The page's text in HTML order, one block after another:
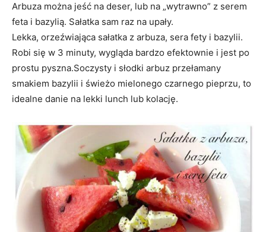
Arbuza można jeść na deser, lub na „wytrawno” z serem
feta i bazylią. Sałatka sam raz na upały.
Lekka, orzeźwiająca sałatka z arbuza, sera fety i bazylii.
Robi się w 3 minuty, wygląda bardzo efektownie i jest po
prostu pyszna.Soczysty i słodki arbuz przełamany
smakiem bazylii i świeżo mielonego czarnego pieprzu, to
idealne danie na lekki lunch lub kolację.